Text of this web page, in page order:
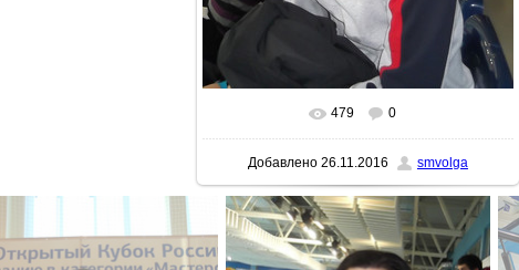
В реальном размере 900x1600
479 0
Добавлено 26.11.2016 smvolga